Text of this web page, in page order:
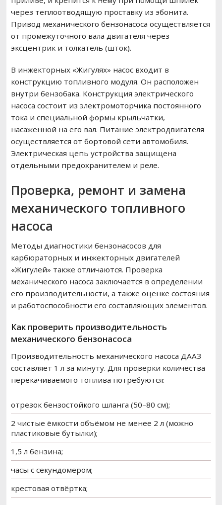
через теплоотводящую проставку из эбонита.
Привод механического бензонасоса осуществляется
от промежуточного вала двигателя через
эксцентрик и толкатель (шток).
В инжекторных «Жигулях» насос входит в
конструкцию топливного модуля. Он расположен
внутри бензобака. Конструкция электрического
насоса состоит из электромоторчика постоянного
тока и специальной формы крыльчатки,
насаженной на его вал. Питание электродвигателя
осуществляется от бортовой сети автомобиля.
Электрическая цепь устройства защищена
отдельными предохранителем и реле.
Проверка, ремонт и замена
механического топливного
насоса
Методы диагностики бензонасосов для
карбюраторных и инжекторных двигателей
«Жигулей» также отличаются. Проверка
механического насоса заключается в определении
его производительности, а также оценке состояния
и работоспособности его составляющих элементов.
Как проверить производительность
механического бензонасоса
Производительность механического насоса ДААЗ
составляет 1 л за минуту. Для проверки количества
перекачиваемого топлива потребуются:
отрезок бензостойкого шланга (50–80 см);
2 чистые ёмкости объёмом не менее 2 л (можно
пластиковые бутылки);
1,5 л бензина;
часы с секундомером;
крестовая отвёртка;